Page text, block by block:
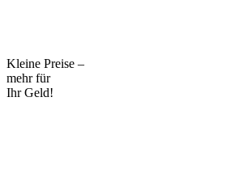
Kleine Preise –
mehr für
Ihr Geld!